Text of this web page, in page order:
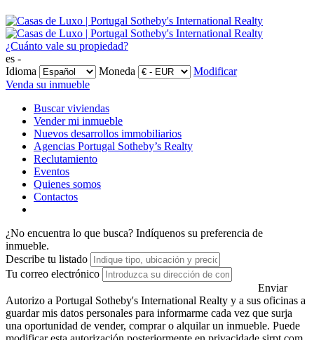
¿Cuánto vale su propiedad?
es -
Idioma
Moneda
Modificar
Venda su inmueble
Buscar viviendas
Vender mi inmueble
Nuevos desarrollos immobiliarios
Agencias Portugal Sotheby’s Realty
Reclutamiento
Eventos
Quienes somos
Contactos
¿No encuentra lo que busca? Indíquenos su preferencia de
inmueble.
Describe tu listado
Tu correo electrónico
Enviar
Autorizo a Portugal Sotheby's International Realty y a sus oficinas a
guardar mis datos personales para informarme cada vez que surja
una oportunidad de vender, comprar o alquilar un inmueble. Puede